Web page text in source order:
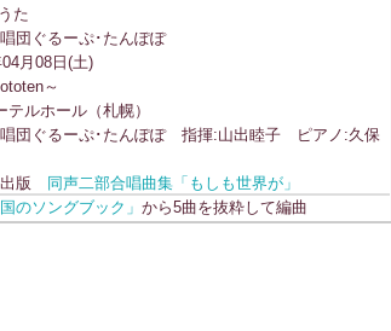
た
団ぐるーぷ･たんぽぽ
月08日(土)
～
ホール（札幌）
ぐるーぷ･たんぽぽ 指揮:山出睦子 ピアノ:久保
出版
同声二部合唱曲集「もしも世界が」
のソングブック」 から5曲を抜粋して編曲